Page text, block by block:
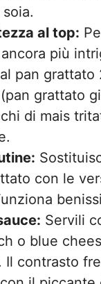
al top:
più
pan grattato
grattato
di mais
con le
Servili
o blue
Il contrasto